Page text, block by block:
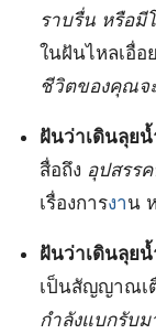
ราบรื่น หรือมี
ในฝันไหลเอื่อ
ชีวิตของคุณจ
ฝันว่าเดินลุย
สื่อถึง อุปสรร
เรื่องการงาน
ฝันว่าเดินลุย
เป็นสัญญาณเ
กำลังแบกรับม